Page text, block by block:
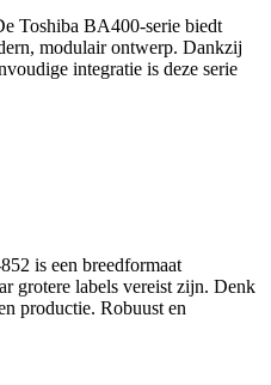
Toshiba BA400-serie biedt
modulair ontwerp. Dankzij
integratie is deze serie
is een breedformaat
grotere labels vereist zijn. Denk
productie. Robuust en